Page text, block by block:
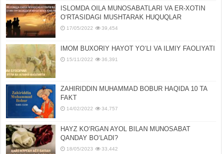
ISLOMDA OILA MUNOSABATLARI VA ER-XOTIN
OʻRTASIDAGI MUSHTARAK HUQUQLAR
17/05/2022 39,454
IMOM BUXORIY HAYOT YOʻLI VA ILMIY FAOLIYATI
15/11/2022 36,391
ZAHIRIDDIN MUHAMMAD BOBUR HAQIDA 10 TA
FAKT
14/02/2022 34,757
HAYZ KOʻRGAN AYOL BILAN MUNOSABAT
QANDAY BOʻLADI?
18/05/2023 33,442